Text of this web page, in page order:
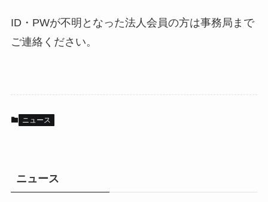
ID・PWが不明となった法人会員の方は事務局まで
ご連絡ください。
ニュース
ニュース